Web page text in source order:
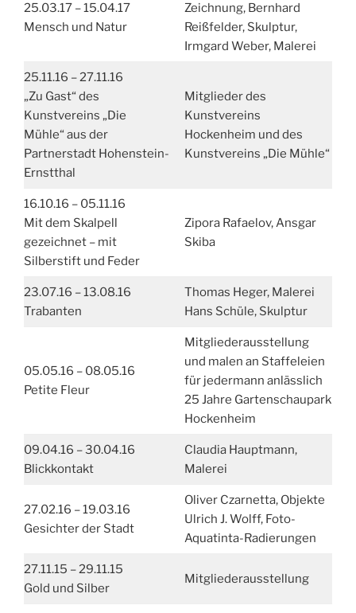
25.03.17 – 15.04.17
Mensch und Natur
Zeichnung, Bernhard
Reißfelder, Skulptur,
Irmgard Weber, Malerei
25.11.16 – 27.11.16
„Zu Gast“ des
Kunstvereins „Die
Mühle“ aus der
Partnerstadt Hohenstein-
Ernstthal
Mitglieder des
Kunstvereins
Hockenheim und des
Kunstvereins „Die Mühle“
16.10.16 – 05.11.16
Mit dem Skalpell
gezeichnet – mit
Silberstift und Feder
Zipora Rafaelov, Ansgar
Skiba
23.07.16 – 13.08.16
Trabanten
Thomas Heger, Malerei
Hans Schüle, Skulptur
05.05.16 – 08.05.16
Petite Fleur
Mitgliederausstellung
und malen an Staffeleien
für jedermann anlässlich
25 Jahre Gartenschaupark
Hockenheim
09.04.16 – 30.04.16
Blickkontakt
Claudia Hauptmann,
Malerei
27.02.16 – 19.03.16
Gesichter der Stadt
Oliver Czarnetta, Objekte
Ulrich J. Wolff, Foto-
Aquatinta-Radierungen
27.11.15 – 29.11.15
Gold und Silber
Mitgliederausstellung